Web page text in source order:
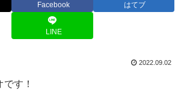
Facebook はてブ
LINE
2022.09.02
す！